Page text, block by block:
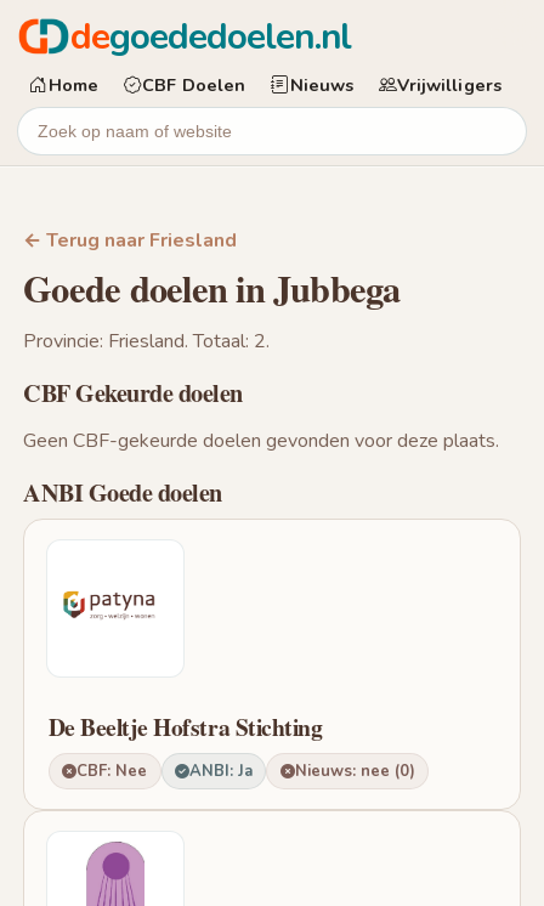
degoededoelen.nl
Home CBF Doelen Nieuws Vrijwilligers
← Terug naar Friesland
Goede doelen in Jubbega
Provincie: Friesland. Totaal: 2.
CBF Gekeurde doelen
Geen CBF-gekeurde doelen gevonden voor deze plaats.
ANBI Goede doelen
De Beeltje Hofstra Stichting
CBF: Nee ANBI: Ja Nieuws: nee (0)